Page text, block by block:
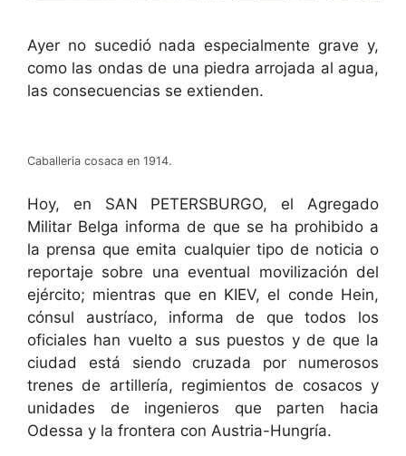
Ayer no sucedió nada especialmente grave y,
como las ondas de una piedra arrojada al agua,
las consecuencias se extienden.
Caballeria cosaca en 1914.
Hoy, en SAN PETERSBURGO, el Agregado
Militar Belga informa de que se ha prohibido a
la prensa que emita cualquier tipo de noticia o
reportaje sobre una eventual movilización del
ejército; mientras que en KIEV, el conde Hein,
cónsul austríaco, informa de que todos los
oficiales han vuelto a sus puestos y de que la
ciudad está siendo cruzada por numerosos
trenes de artillería, regimientos de cosacos y
unidades de ingenieros que parten hacia
Odessa y la frontera con Austria-Hungría.